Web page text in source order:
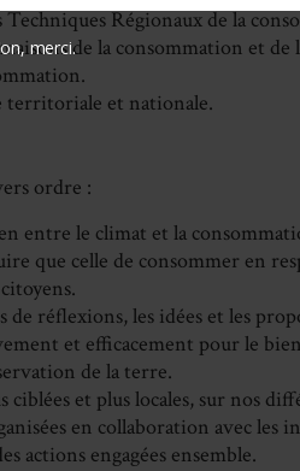
Régionaux de la
de la consommation et
territoriale et nationale.
ordre :
entre le climat et la
que celle de consommer en
de réflexions, les idées et les
et efficacement pour le
de la terre.
ciblées et plus locales, sur nos
en collaboration avec les
actions engagées ensemble.
merci.